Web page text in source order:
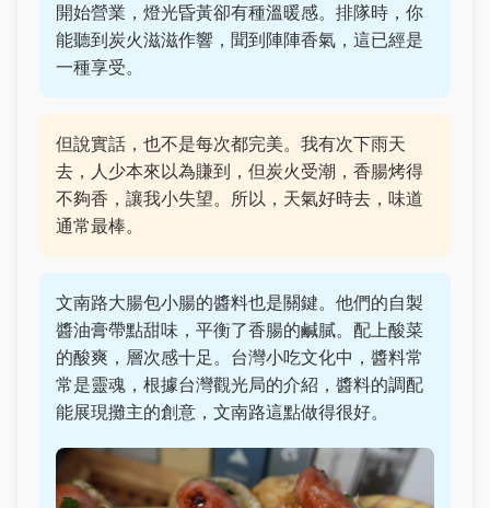
開始營業，燈光昏黃卻有種溫暖感。排隊時，你
能聽到炭火滋滋作響，聞到陣陣香氣，這已經是
一種享受。
但說實話，也不是每次都完美。我有次下雨天
去，人少本來以為賺到，但炭火受潮，香腸烤得
不夠香，讓我小失望。所以，天氣好時去，味道
通常最棒。
文南路大腸包小腸的醬料也是關鍵。他們的自製
醬油膏帶點甜味，平衡了香腸的鹹膩。配上酸菜
的酸爽，層次感十足。台灣小吃文化中，醬料常
常是靈魂，根據台灣觀光局的介紹，醬料的調配
能展現攤主的創意，文南路這點做得很好。